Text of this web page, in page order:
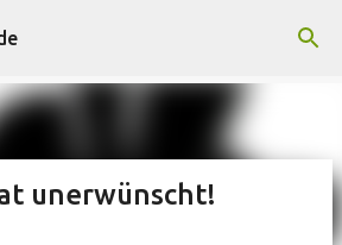
zum Hauptbereich
unerwünscht!